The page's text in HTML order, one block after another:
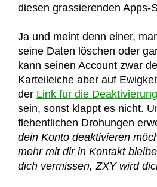
diesen grassierenden Apps-
Ja und meint denn einer,
seine Daten löschen oder
kann seinen Account zwar
Karteileiche aber auf
der Link für die Deaktivierung
sein, sonst klappt es nicht.
flehentlichen Drohungen
dein Konto deaktivieren
mehr mit dir in Kontakt
dich vermissen, ZXY wird